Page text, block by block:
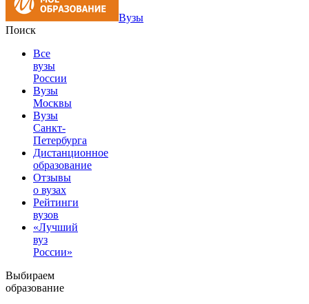
Вузы
Поиск
Все
вузы
России
Вузы
Москвы
Вузы
Санкт-
Петербурга
Дистанционное
образование
Отзывы
о вузах
Рейтинги
вузов
«Лучший
вуз
России»
Выбираем
образование